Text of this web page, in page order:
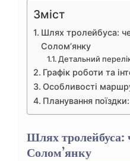
Зміст
Шлях тролейбуса:
Солом’янку
Детальний
Графік роботи та
Особливості
Планування
Шлях тролейбуса:
Солом’янку